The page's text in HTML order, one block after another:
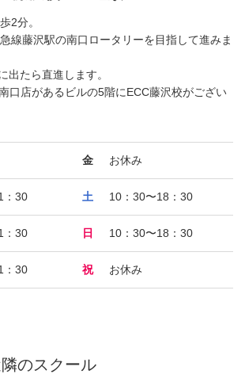
2分。
線藤沢駅の南口ロータリーを目指して進みま
出たら直進します。
口店があるビルの5階にECC藤沢校がござい
：30
：30
：30
金 お休み
土 10：30〜18：30
日 10：30〜18：30
祝 お休み
のスクール